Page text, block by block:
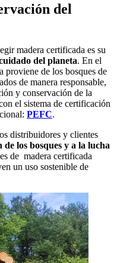
del
madera certificada es su
del planeta. En el
proviene de los bosques de
de manera responsable,
y conservación de la
el sistema de certificación
PEFC.
distribuidores y clientes
de los bosques y a la lucha
de madera certificada
un uso sostenible de